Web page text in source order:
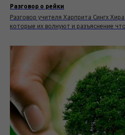
Разговор о рейки
Разговор учителя Харприта Сингх
которые их волнуют и разъяснение